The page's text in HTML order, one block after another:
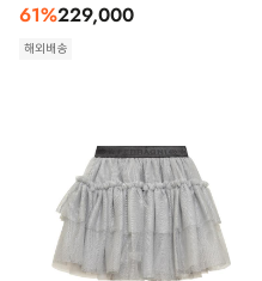
61%229,000
해외배송